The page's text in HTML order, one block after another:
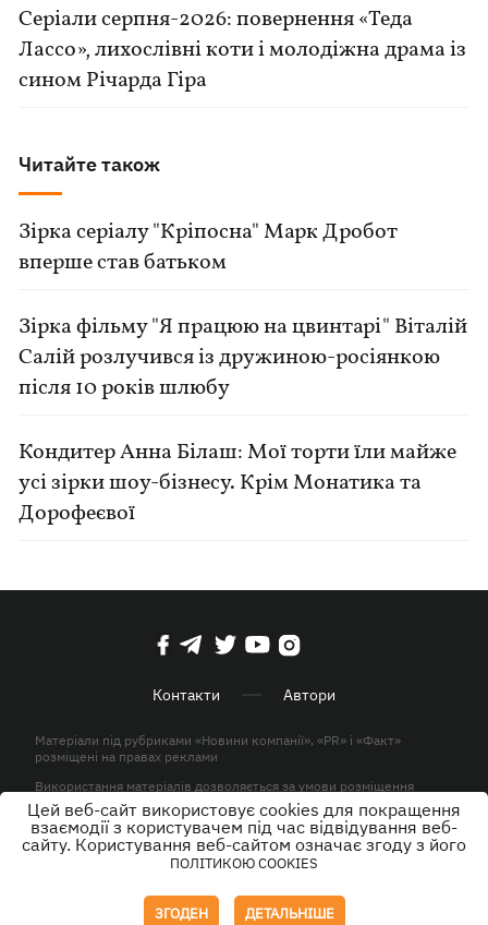
Серіали серпня-2026: повернення «Теда
Лассо», лихослівні коти і молодіжна драма із
сином Річарда Гіра
Читайте також
Зірка серіалу "Кріпосна" Марк Дробот
вперше став батьком
Зірка фільму "Я працюю на цвинтарі" Віталій
Салій розлучився із дружиною-росіянкою
після 10 років шлюбу
Кондитер Анна Білаш: Мої торти їли майже
усі зірки шоу-бізнесу. Крім Монатика та
Дорофеєвої
Контакти Автори
Матеріали під рубриками «Новини компанії», «PR» і «Факт»
розміщені на правах реклами
Використання матеріалів дозволяється за умови розміщення
активного гіперпосилання на KP.UA в першому абзаці.
© ТОВ «ЮЛАВ МЕДІА» 2026. Всі права захищені.
Цей веб-сайт використовує cookies для покращення
взаємодії з користувачем під час відвідування веб-
сайту. Користування веб-сайтом означає згоду з його
ПОЛІТИКОЮ COOKIES
ЗГОДЕН ДЕТАЛЬНІШЕ